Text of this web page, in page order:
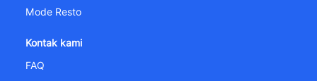
Mode Resto
Kontak kami
FAQ